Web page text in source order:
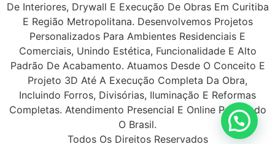
De Interiores, Drywall E Execução De Obras Em Curitiba
E Região Metropolitana. Desenvolvemos Projetos
Personalizados Para Ambientes Residenciais E
Comerciais, Unindo Estética, Funcionalidade E Alto
Padrão De Acabamento. Atuamos Desde O Conceito E
Projeto 3D Até A Execução Completa Da Obra,
Incluindo Forros, Divisórias, Iluminação E Reformas
Completas. Atendimento Presencial E Online Para Todo
O Brasil.
Todos Os Direitos Reservados